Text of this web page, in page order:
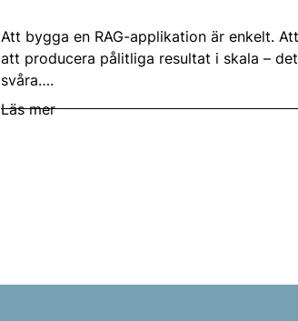
Att bygga en RAG-applikation är enkelt.
att producera pålitliga resultat i skala –
svåra….
Läs mer